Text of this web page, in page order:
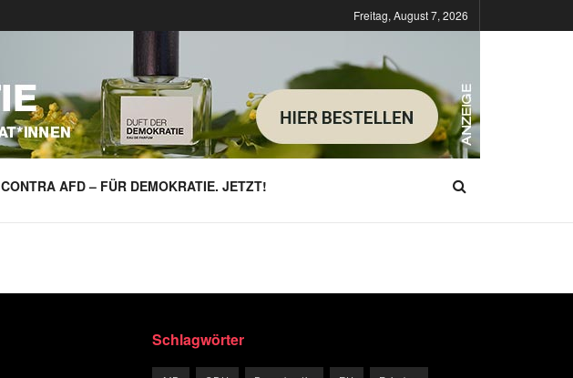
Freitag, August 7, 2026
CONTRA AFD – FÜR DEMOKRATIE. JETZT!
Schlagwörter